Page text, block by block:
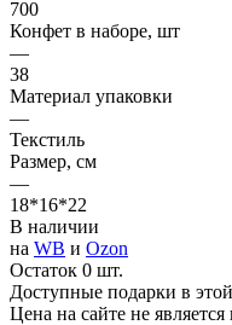
700
Конфет в наборе, шт
—
38
Материал упаковки
—
Текстиль
Размер, см
—
18*16*22
В наличии
на WB и Ozon
Остаток 0 шт.
Доступные подарки в
Цена на сайте не